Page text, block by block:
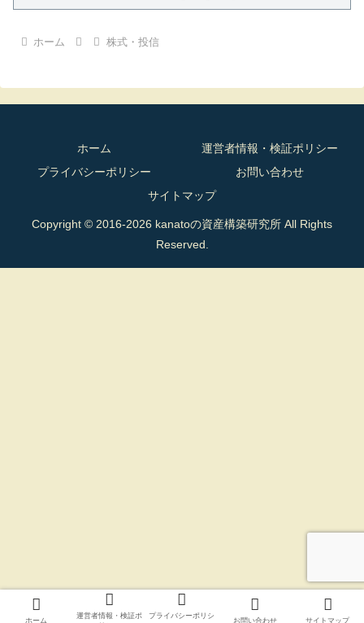
ホーム 株式・投信
ホーム
運営者情報・検証ポリシー
プライバシーポリシー
お問い合わせ
サイトマップ
Copyright © 2016-2026 kanatoの資産構築研究所 All Rights
Reserved.
ホーム
運営者情報・検証ポ
プライバシーポリシ
お問い合わせ サイトマップ